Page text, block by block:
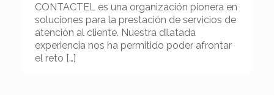
CONTACTEL es una organización pionera en
soluciones para la prestación de servicios de
atención al cliente. Nuestra dilatada
experiencia nos ha permitido poder afrontar
el reto […]